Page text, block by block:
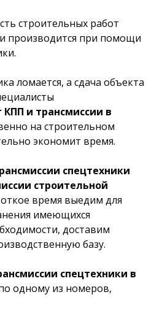
строительных работ
производится при помощи
ломается, а сдача объекта
КПП и трансмиссии в
на строительном
экономит время.
спецтехники
строительной
время выедим для
имеющихся
доставим
базу.
спецтехники в
одному из номеров,